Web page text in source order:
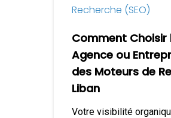
Recherche
Liban
Recherche (SEO)
Comment Choisir
Agence ou
des Moteurs de
Liban
Votre visibilité